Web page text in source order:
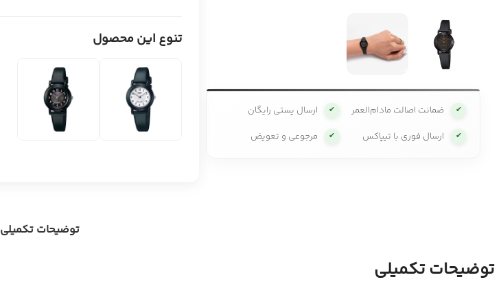
✔ ضمانت اصالت مادام‌العمر ✔ ارسال پستی رایگان
✔ ارسال فوری با تیپاکس ✔ مرجوعی و تعویض
تنوع این محصول
توضیحات تکمیلی
توضیحات تکمیلی